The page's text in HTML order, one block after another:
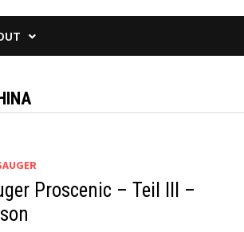
Proscenic – Teil III –